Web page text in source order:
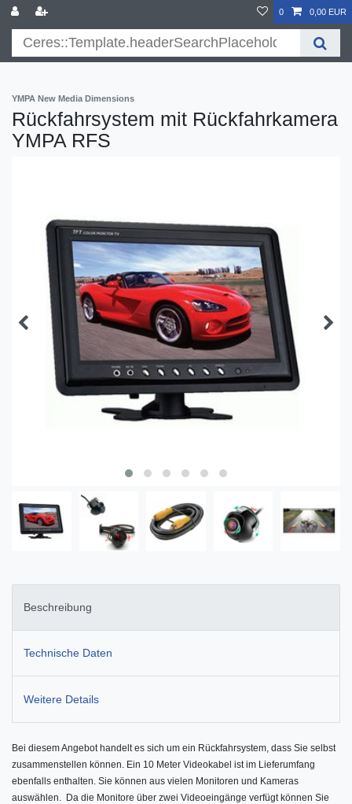
0 0,00 EUR
YMPA New Media Dimensions
Rückfahrsystem mit Rückfahrkamera
YMPA RFS
Beschreibung
Technische Daten
Weitere Details
Bei diesem Angebot handelt es sich um ein Rückfahrsystem, dass Sie selbst
zusammenstellen können. Ein 10 Meter Videokabel ist im Lieferumfang
ebenfalls enthalten. Sie können aus vielen Monitoren und Kameras
auswählen. Da die Monitore über zwei Videoeingänge verfügt können Sie